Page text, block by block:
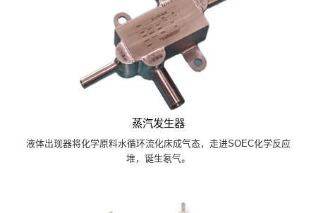
蒸汽发生器
液体出现器将化学原料水循环流化床成气态，走进SOEC化学反应
堆，诞生氡气。